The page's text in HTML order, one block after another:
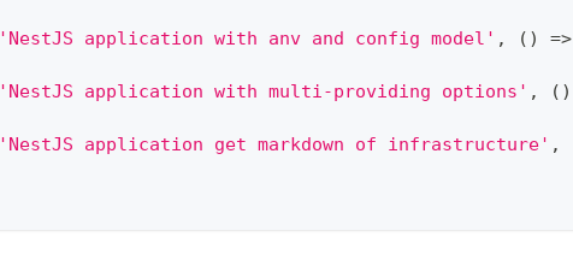
'NestJS application with anv and config model' , ( ) =>
'NestJS application with multi-providing options' , ( )
'NestJS application get markdown of infrastructure' ,